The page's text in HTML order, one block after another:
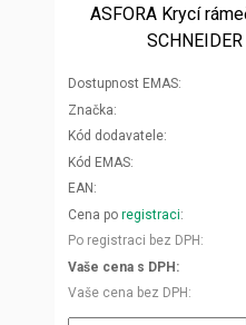
ASFORA Krycí
Dostupnost EMAS
Značka
Kód dodavatele
Kód EMAS
EAN
Cena po registraci
Po registraci bez DPH
Vaše cena s DPH
Vaše cena bez DPH